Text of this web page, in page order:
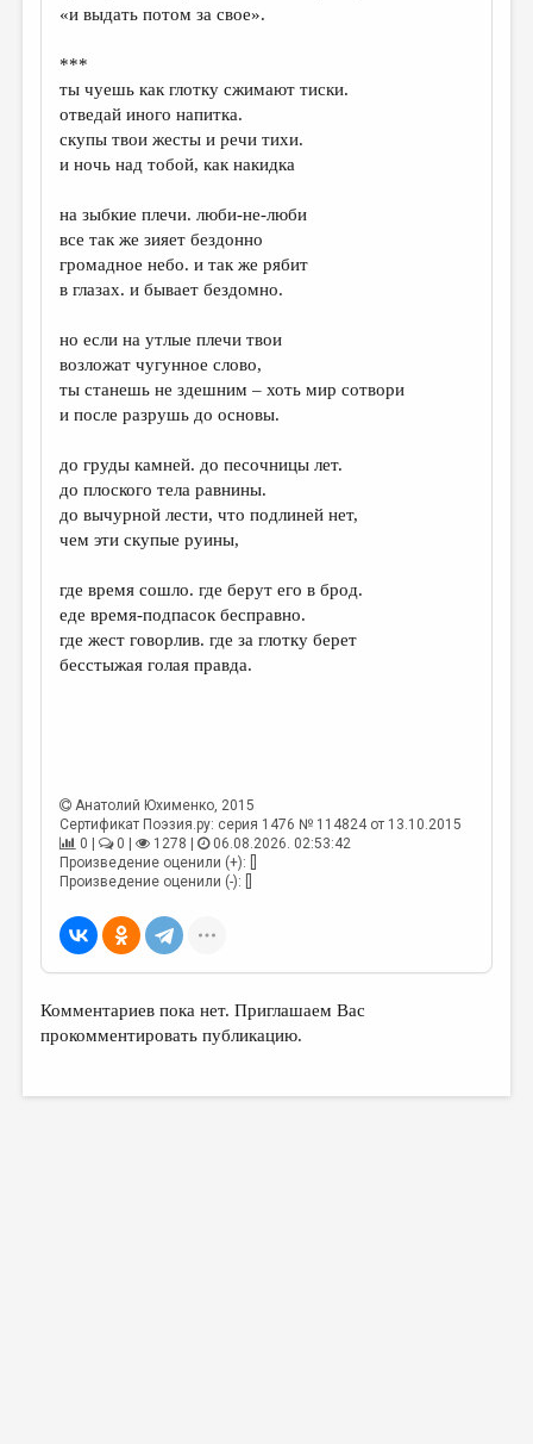
ПУБЛИЦИСТИКА
РЕЦЕНЗИРОВАНИЕ
ЦИКЛЫ ПУБЛИКАЦИЙ
ТРЕДИАКОВСКИЙ
ВКОНТАКТЕ
«и выдать потом за свое».
***
ты чуешь как глотку сжимают тиски.
отведай иного напитка.
скупы твои жесты и речи тихи.
и ночь над тобой, как накидка
на зыбкие плечи. люби-не-люби
все так же зияет бездонно
громадное небо. и так же рябит
в глазах. и бывает бездомно.
но если на утлые плечи твои
возложат чугунное слово,
ты станешь не здешним – хоть мир сотвори
и после разрушь до основы.
до груды камней. до песочницы лет.
до плоского тела равнины.
до вычурной лести, что подлиней нет,
чем эти скупые руины,
где время сошло. где берут его в брод.
еде время-подпасок бесправно.
где жест говорлив. где за глотку берет
бесстыжая голая правда.
Анатолий Юхименко, 2015
Сертификат Поэзия.ру: серия 1476 № 114824 от 13.10.2015
0 |
0 | 1278 |
06.08.2026. 02:53:42
Произведение оценили (+): []
Произведение оценили (-): []
Комментариев пока нет. Приглашаем Вас
прокомментировать публикацию.